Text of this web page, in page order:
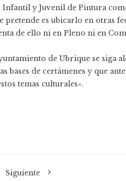
y Juvenil de Pintura
es ubicarlo en otras
de ello ni en Pleno ni en
de Ubrique se siga
bases de certámenes y que
temas culturales».
Siguiente